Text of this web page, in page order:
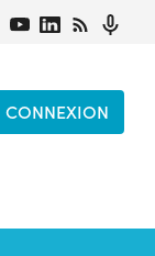
CONNEXION